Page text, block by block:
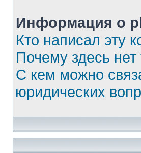
Информация о
Кто написал эту
Почему здесь
С кем можно
юридических